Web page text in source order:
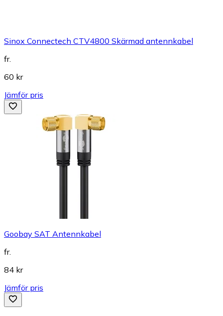
Sinox Connectech CTV4800 Skärmad antennkabel
fr.
60 kr
Jämför pris
Goobay SAT Antennkabel
fr.
84 kr
Jämför pris